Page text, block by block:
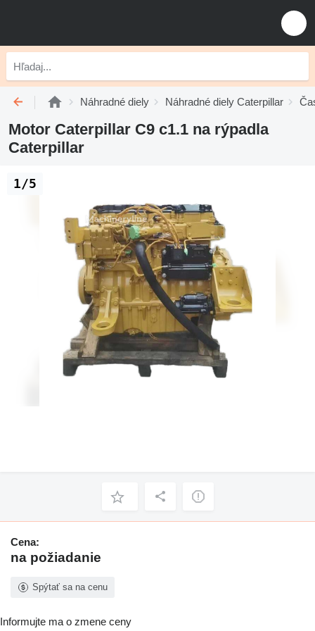
Náhradné diely Náhradné diely Caterpillar
Motor Caterpillar C9 c1.1 na rýpadla
Caterpillar
1/5
Cena:
na požiadanie
Spýtať sa na cenu
Informujte ma o zmene ceny